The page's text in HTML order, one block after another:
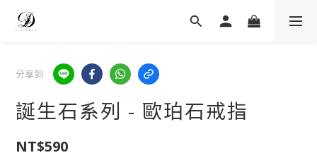
分享到
誕生石系列 - 歐珀石戒指
NT$590